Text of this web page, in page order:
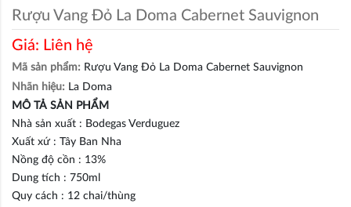
Rượu Vang Đỏ La Doma Cabernet Sauvignon
Giá: Liên hệ
Mã sản phẩm: Rượu Vang Đỏ La Doma Cabernet Sauvignon
Nhãn hiệu: La Doma
MÔ TẢ SẢN PHẨM
Nhà sản xuất : Bodegas Verduguez
Xuất xứ : Tây Ban Nha
Nồng độ cồn : 13%
Dung tích : 750ml
Quy cách : 12 chai/thùng